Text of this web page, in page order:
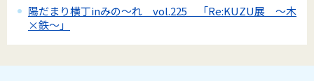
陽だまり横丁inみの～れ vol.225 「Re:KUZU展 ～木
×鉄～」